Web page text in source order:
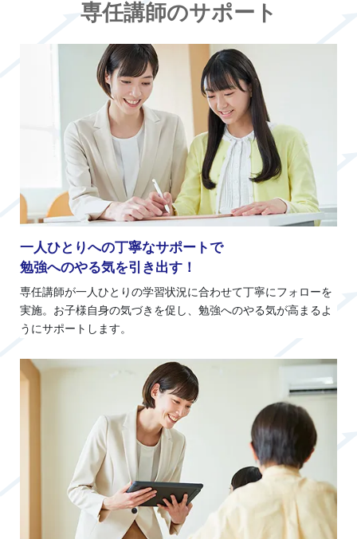
専任講師のサポート
一人ひとりへの丁寧なサポートで
勉強へのやる気を引き出す！
専任講師が一人ひとりの学習状況に合わせて丁寧にフォローを
実施。お子様自身の気づきを促し、勉強へのやる気が高まるよ
うにサポートします。